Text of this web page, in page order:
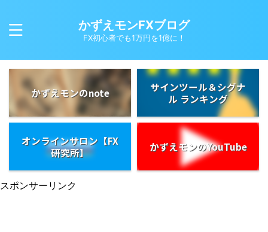
かずえモンFXブログ
FX初心者でも1万円を1億に！
かずえモンのnote
サインツール＆シグナ
ル ランキング
オンラインサロン【FX
研究所】
かずえモンのYouTube
スポンサーリンク